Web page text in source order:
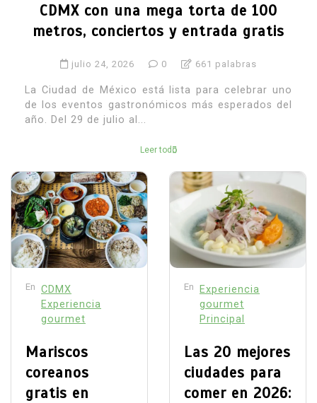
CDMX con una mega torta de 100
metros, conciertos y entrada gratis
julio 24, 2026 0 661 palabras
La Ciudad de México está lista para celebrar uno
de los eventos gastronómicos más esperados del
año. Del 29 de julio al...
Leer todo
En CDMX
Experiencia
gourmet
Mariscos
coreanos
gratis en
En
Experiencia
gourmet
Principal
Las 20 mejores
ciudades para
comer en 2026: